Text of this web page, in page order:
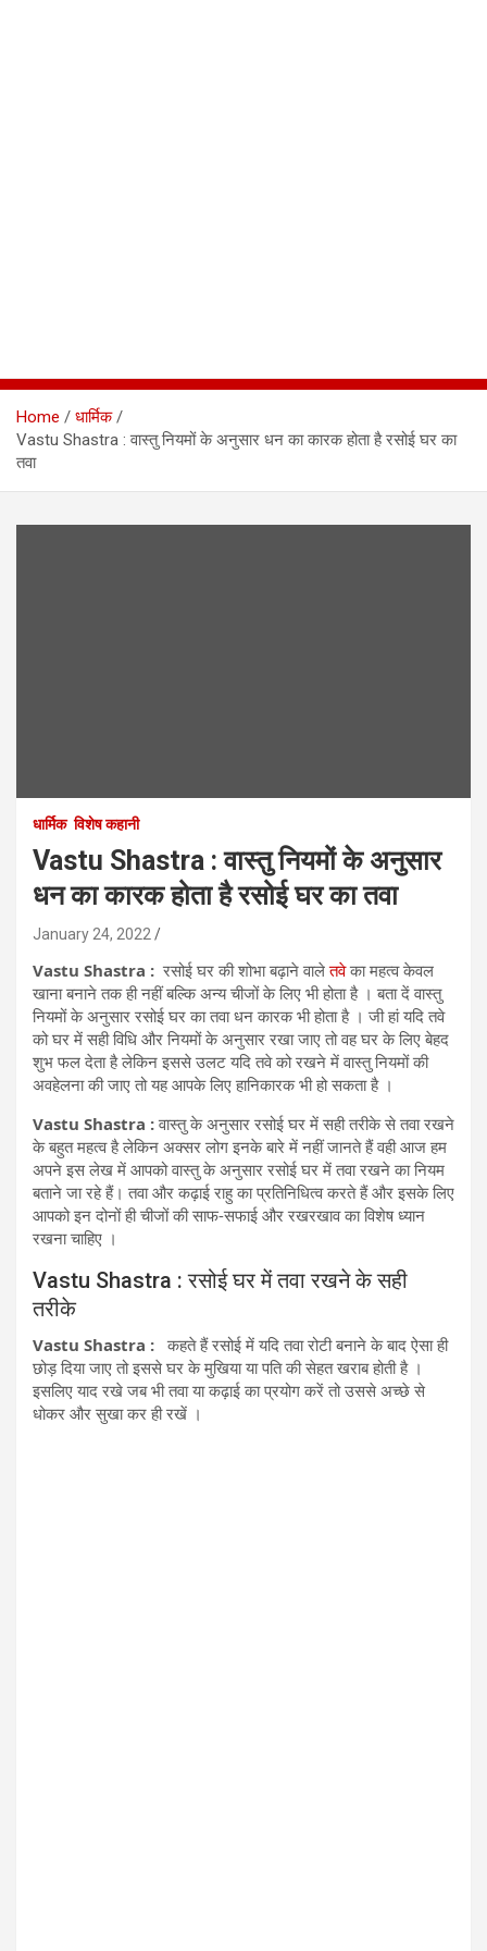
Home
धार्मिक
Vastu Shastra : वास्तु नियमों के अनुसार धन का कारक होता है रसोई घर का
तवा
धार्मिक विशेष कहानी
Vastu Shastra : वास्तु नियमों के अनुसार
धन का कारक होता है रसोई घर का तवा
January 24, 2022
Vastu Shastra : रसोई घर की शोभा बढ़ाने वालेतवेका महत्व केवल
खाना बनाने तक ही नहीं बल्कि अन्य चीजों के लिए भी होता है । बता दें वास्तु
नियमों के अनुसार रसोई घर का तवा धन कारक भी होता है । जी हां यदि तवे
को घर में सही विधि और नियमों के अनुसार रखा जाए तो वह घर के लिए बेहद
शुभ फल देता है लेकिन इससे उलट यदि तवे को रखने में वास्तु नियमों की
अवहेलना की जाए तो यह आपके लिए हानिकारक भी हो सकता है ।
Vastu Shastra :वास्तु के अनुसार रसोई घर में सही तरीके से तवा रखने
के बहुत महत्व है लेकिन अक्सर लोग इनके बारे में नहीं जानते हैं वही आज हम
अपने इस लेख में आपको वास्तु के अनुसार रसोई घर में तवा रखने का नियम
बताने जा रहे हैं। तवा और कढ़ाई राहु का प्रतिनिधित्व करते हैं और इसके लिए
आपको इन दोनों ही चीजों की साफ-सफाई और रखरखाव का विशेष ध्यान
रखना चाहिए ।
Vastu Shastra : रसोई घर में तवा रखने के सही
तरीके
Vastu Shastra : कहते हैं रसोई में यदि तवा रोटी बनाने के बाद ऐसा ही
छोड़ दिया जाए तो इससे घर के मुखिया या पति की सेहत खराब होती है ।
इसलिए याद रखे जब भी तवा या कढ़ाई का प्रयोग करें तो उससे अच्छे से
धोकर और सुखा कर ही रखें ।